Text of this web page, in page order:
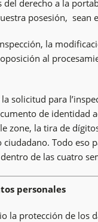
del derecho a la
posesión, sean
la
al
solicitud para
de identidad
zone, la tira de
ciudadano. Todo eso
de las cuatro
personales
la protección de los